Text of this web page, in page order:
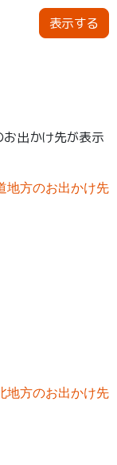
表示する
出かけ先が表示
地方のお出かけ先
地方のお出かけ先